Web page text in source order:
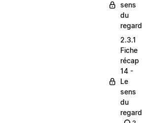
sens
du
regard
2.3.1
Fiche
récap
14 -
Le
sens
du
regard